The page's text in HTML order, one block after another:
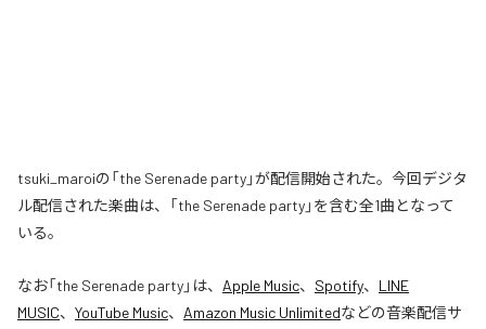
tsuki_maroiの「the Serenade party」が配信開始された。今回デジタ
ル配信された楽曲は、「the Serenade party」を含む全1曲となって
いる。
なお「the Serenade party」は、 Apple Music、 Spotify、 LINE
MUSIC、 YouTube Music、 Amazon Music Unlimitedなどの音楽配信サ